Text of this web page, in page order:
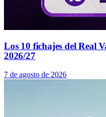
Los 10 fichajes del Real
2026/27
7 de agosto de 2026